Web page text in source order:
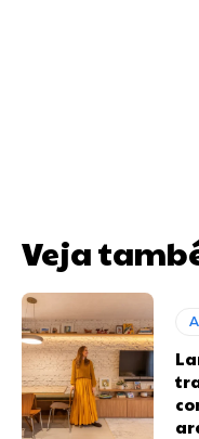
Veja